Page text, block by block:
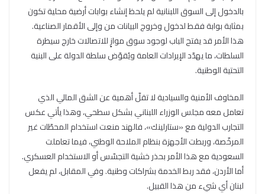
بالدخول إلى السوق اللبنانية لم يلحظ إنشاء بوابات أرضية محلية تكون
بمثابة بوابة فقط لدخول وخروج البيانات من وإلى الأقمار الصناعية.
هذا الأمر قد يفتح الباب لوجود سوق موازٍ للاتصالات خارج سيطرة
السلطات، ما يهدّد الإيرادات العامة ويُقوّض سلطة الدولة على البنية
التحتية الوطنية.
المخاوف الأمنية والسيادية لا تقلّ أهمية عن الشق المالي الذي
تعامل معه مجلس الوزراء اللبناني بشكل سطحي، وهذا يأتي عكس
التجارب الدولية مع «ستارلينك»، فالهند منعت استخدام المحطّات غير
المرخّصة، وربطت الأجهزة بنظام الملاحة الوطني، فيما تعاملت
السعودية مع هذا الأمر بحذر خشية التجسّس أو الاستخدام العسكري.
أما الأردن، فقد ربط الخدمة بشراكات وطنية. وفي المقابل، لم يفعل
لبنان أي شيء من هذا القبيل.